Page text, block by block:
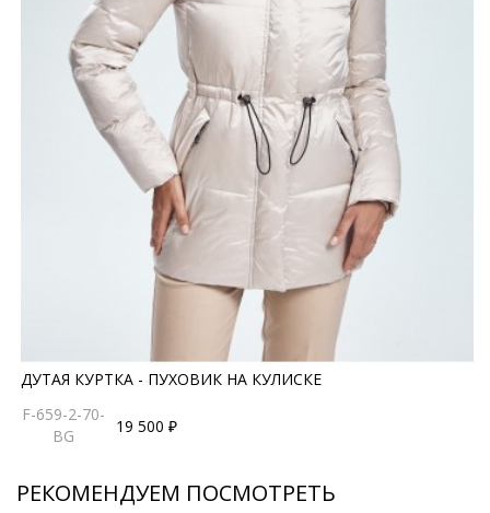
всегда будете чувствовать себя комфортно и
уверенно.
*описание несет информационный характер, состав и
правила ухода могут быть изменены производителем
ДУТАЯ КУРТКА - ПУХОВИК НА КУЛИСКЕ
F-659-2-70-
BG
19 500 ₽
РЕКОМЕНДУЕМ ПОСМОТРЕТЬ